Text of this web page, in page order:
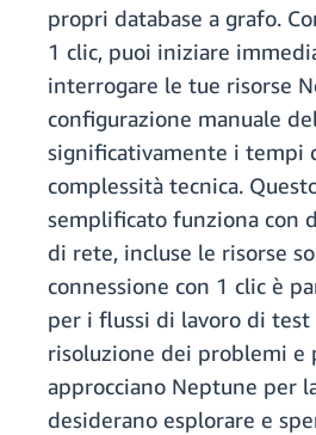
propri database a grafo.
1 clic, puoi iniziare
interrogare le tue risorse
configurazione manuale
significativamente i tempi
complessità tecnica.
semplificato funziona con
di rete, incluse le risorse
connessione con 1 clic è
per i flussi di lavoro di test
risoluzione dei problemi e
approcciano Neptune per
desiderano esplorare e